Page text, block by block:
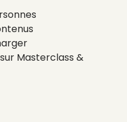
Masterclass &